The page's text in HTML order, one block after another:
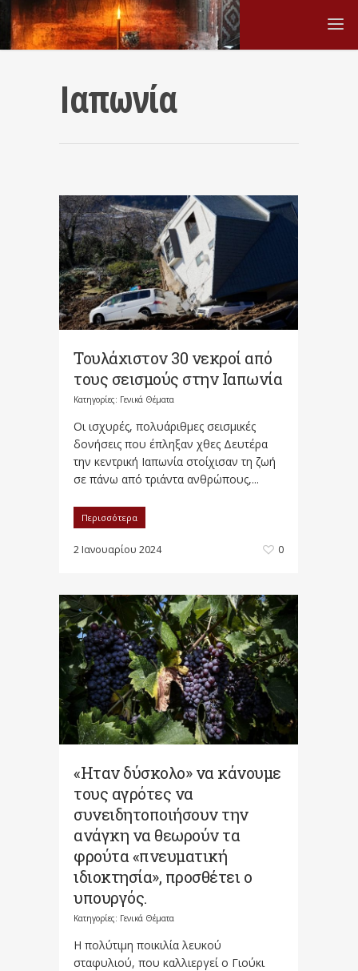
Ιαπωνία
Τουλάχιστον 30 νεκροί από
τους σεισμούς στην Ιαπωνία
Κατηγορίες: Γενικά Θέματα
Οι ισχυρές, πολυάριθμες σεισμικές
δονήσεις που έπληξαν χθες Δευτέρα
την κεντρική Ιαπωνία στοίχισαν τη ζωή
σε πάνω από τριάντα ανθρώπους,...
Περισσότερα
2 Ιανουαρίου 2024 0
«Ηταν δύσκολο» να κάνουμε
τους αγρότες να
συνειδητοποιήσουν την
ανάγκη να θεωρούν τα
φρούτα «πνευματική
ιδιοκτησία», προσθέτει ο
υπουργός.
Κατηγορίες: Γενικά Θέματα
Η πολύτιμη ποικιλία λευκού
σταφυλιού, που καλλιεργεί ο Γιούκι